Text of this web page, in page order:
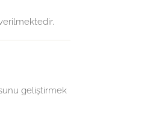
geliştirmek